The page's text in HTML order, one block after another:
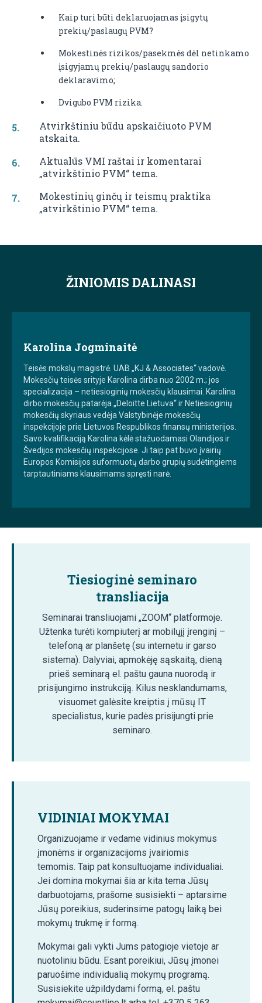
Kaip turi būti deklaruojamas įsigytų
prekių/paslaugų PVM?
Mokestinės rizikos/pasekmės dėl netinkamo
įsigyjamų prekių/paslaugų sandorio
deklaravimo;
Dvigubo PVM rizika.
Atvirkštiniu būdu apskaičiuoto PVM
atskaita.
Aktualūs VMI raštai ir komentarai
„atvirkštinio PVM“ tema.
Mokestinių ginčų ir teismų praktika
„atvirkštinio PVM“ tema.
ŽINIOMIS DALINASI
Karolina Jogminaitė
Teisės mokslų magistrė. UAB „KJ & Associates“ vadovė.
Mokesčių teisės srityje Karolina dirba nuo 2002 m.; jos
specializacija – netiesioginių mokesčių klausimai. Karolina
dirbo mokesčių patarėja „Deloitte Lietuva“ ir Netiesioginių
mokesčių skyriaus vedėja Valstybinėje mokesčių
inspekcijoje prie Lietuvos Respublikos finansų ministerijos.
Savo kvalifikaciją Karolina kėlė stažuodamasi Olandijos ir
Švedijos mokesčių inspekcijose. Ji taip pat buvo įvairių
Europos Komisijos suformuotų darbo grupių sudėtingiems
tarptautiniams klausimams spręsti narė.
Tiesioginė seminaro
transliacija
Seminarai transliuojami „ZOOM“ platformoje.
Užtenka turėti kompiuterį ar mobilųjį įrenginį –
telefoną ar planšetę (su internetu ir garso
sistema). Dalyviai, apmokėję sąskaitą, dieną
prieš seminarą el. paštu gauna nuorodą ir
prisijungimo instrukciją. Kilus nesklandumams,
visuomet galėsite kreiptis į mūsų IT
specialistus, kurie padės prisijungti prie
seminaro.
VIDINIAI MOKYMAI
Organizuojame ir vedame vidinius mokymus
įmonėms ir organizacijoms įvairiomis
temomis. Taip pat konsultuojame individualiai.
Jei domina mokymai šia ar kita tema Jūsų
darbuotojams, prašome susisiekti – aptarsime
Jūsų poreikius, suderinsime patogų laiką bei
mokymų trukmę ir formą.
Mokymai gali vykti Jums patogioje vietoje ar
nuotoliniu būdu. Esant poreikiui, Jūsų įmonei
paruošime individualią mokymų programą.
Susisiekite užpildydami formą, el. paštu